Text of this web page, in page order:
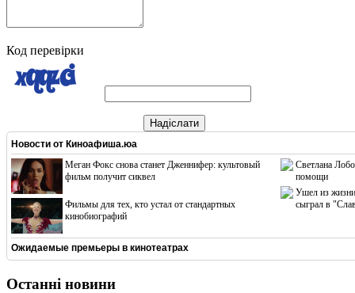
Код перевірки
Надіслати
Новости от Киноафиша.юа
Меган Фокс снова станет Дженнифер: культовый
фильм получит сиквел
Фильмы для тех, кто устал от стандартных
кинобиографий
Светлана
помощи
Ушел из жизни
сыграл в
Ожидаемые премьеры в кинотеатрах
Останні новини